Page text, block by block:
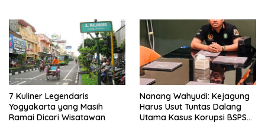
7 Kuliner Legendaris
Yogyakarta yang Masih
Ramai Dicari Wisatawan
Nanang Wahyudi: Kejagung
Harus Usut Tuntas Dalang
Utama Kasus Korupsi BSPS